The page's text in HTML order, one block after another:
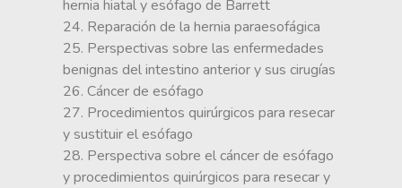
hernia hiatal y esófago de Barrett
24. Reparación de la hernia paraesofágica
25. Perspectivas sobre las enfermedades
benignas del intestino anterior y sus cirugías
26. Cáncer de esófago
27. Procedimientos quirúrgicos para resecar
y sustituir el esófago
28. Perspectiva sobre el cáncer de esófago
y procedimientos quirúrgicos para resecar y